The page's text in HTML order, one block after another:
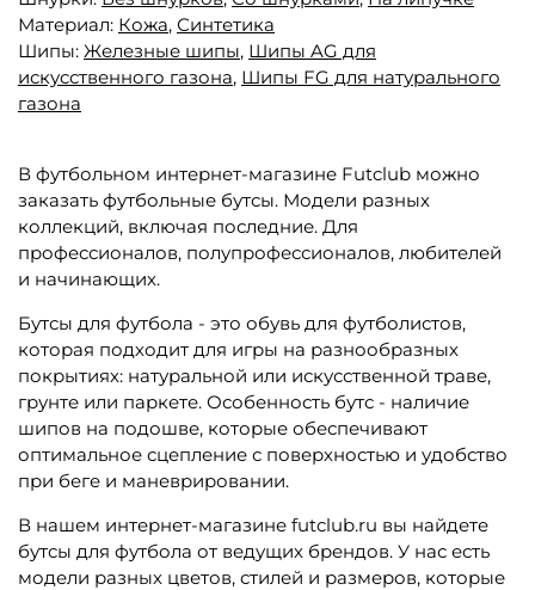
Материал: Кожа, Синтетика
Шипы: Железные шипы, Шипы AG для
искусственного газона, Шипы FG для натурального
газона
В футбольном интернет-магазине Futclub можно
заказать футбольные бутсы. Модели разных
коллекций, включая последние. Для
профессионалов, полупрофессионалов, любителей
и начинающих.
Бутсы для футбола - это обувь для футболистов,
которая подходит для игры на разнообразных
покрытиях: натуральной или искусственной траве,
грунте или паркете. Особенность бутс - наличие
шипов на подошве, которые обеспечивают
оптимальное сцепление с поверхностью и удобство
при беге и маневрировании.
В нашем интернет-магазине futclub.ru вы найдете
бутсы для футбола от ведущих брендов. У нас есть
модели разных цветов, стилей и размеров, которые